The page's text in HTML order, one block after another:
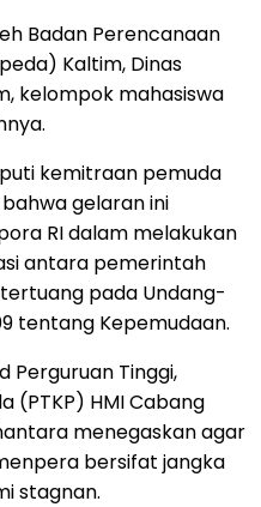
Badan Perencanaan
Kaltim, Dinas
kelompok mahasiswa
kemitraan pemuda
gelaran ini
RI dalam melakukan
antara pemerintah
pada Undang-
tentang Kepemudaan.
Perguruan Tinggi,
(PTKP) HMI Cabang
menegaskan agar
bersifat jangka
stagnan.